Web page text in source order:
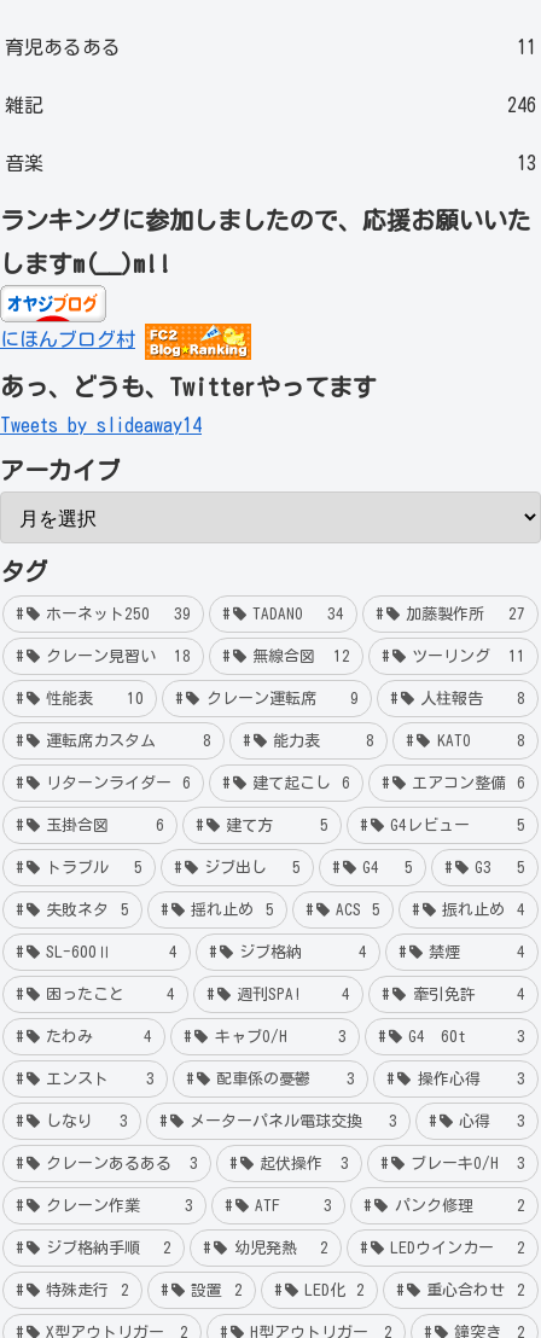
育児あるある 11
雑記 246
音楽 13
ランキングに参加しましたので、応援お願いいた
しますm(__)m!!
にほんブログ村
あっ、どうも、Twitterやってます
Tweets by slideaway14
アーカイブ
タグ
ホーネット250 39 TADANO 34 加藤製作所 27
クレーン見習い 18 無線合図 12 ツーリング 11
性能表 10 クレーン運転席 9 人柱報告 8
運転席カスタム 8 能力表 8 KATO 8
リターンライダー 6 建て起こし 6 エアコン整備 6
玉掛合図 6 建て方 5 G4レビュー 5
トラブル 5 ジブ出し 5 G4 5 G3 5
失敗ネタ 5 揺れ止め 5 ACS 5 振れ止め 4
SL-600Ⅱ 4 ジブ格納 4 禁煙 4
困ったこと 4 週刊SPA! 4 牽引免許 4
たわみ 4 キャブO/H 3 G4 60t 3
エンスト 3 配車係の憂鬱 3 操作心得 3
しなり 3 メーターパネル電球交換 3 心得 3
クレーンあるある 3 起伏操作 3 ブレーキO/H 3
クレーン作業 3 ATF 3 パンク修理 2
ジブ格納手順 2 幼児発熱 2 LEDウインカー 2
特殊走行 2 設置 2 LED化 2 重心合わせ 2
X型アウトリガー 2 H型アウトリガー 2 鐘突き 2